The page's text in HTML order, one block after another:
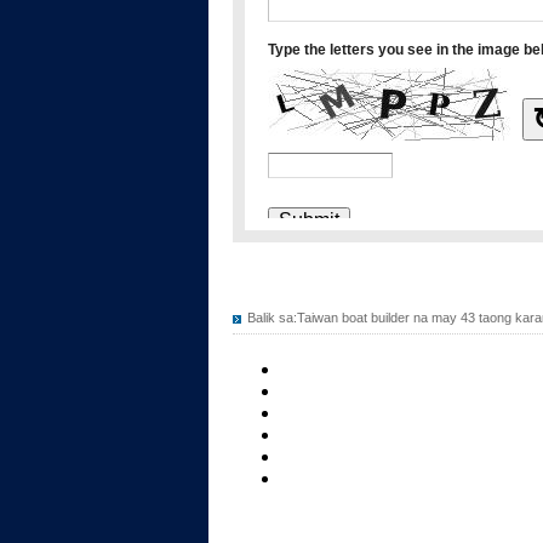
Balik sa:Taiwan boat builder na may 43 taong